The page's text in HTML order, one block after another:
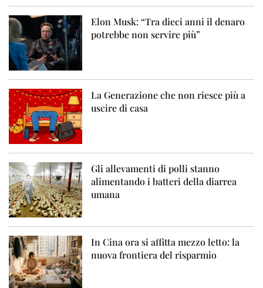
Elon Musk: “Tra dieci anni il denaro
potrebbe non servire più”
La Generazione che non riesce più a
uscire di casa
Gli allevamenti di polli stanno
alimentando i batteri della diarrea
umana
In Cina ora si affitta mezzo letto: la
nuova frontiera del risparmio